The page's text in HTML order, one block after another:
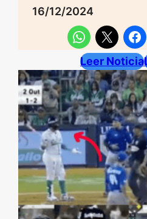
16/12/2024
Leer Noticia